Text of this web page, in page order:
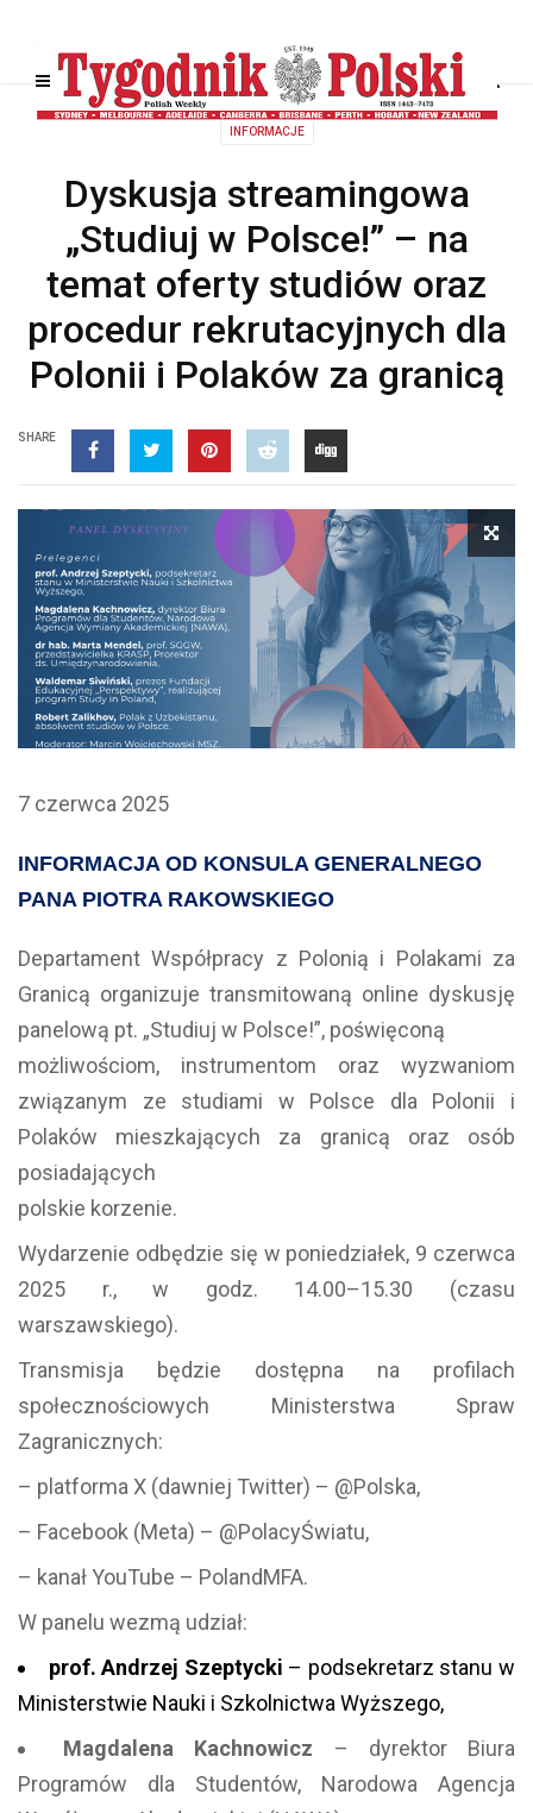
INFORMACJE
Dyskusja streamingowa
„Studiuj w Polsce!” – na
temat oferty studiów oraz
procedur rekrutacyjnych dla
Polonii i Polaków za granicą
SHARE
7 czerwca 2025
INFORMACJA OD KONSULA GENERALNEGO
PANA PIOTRA RAKOWSKIEGO
Departament Współpracy z Polonią i Polakami za
Granicą organizuje transmitowaną online dyskusję
panelową pt. „Studiuj w Polsce!”, poświęconą
możliwościom, instrumentom oraz wyzwaniom
związanym ze studiami w Polsce dla Polonii i
Polaków mieszkających za granicą oraz osób
posiadających
polskie korzenie.
Wydarzenie odbędzie się w poniedziałek, 9 czerwca
2025 r., w godz. 14.00–15.30 (czasu
warszawskiego).
Transmisja będzie dostępna na profilach
społecznościowych Ministerstwa Spraw
Zagranicznych:
– platforma X (dawniej Twitter) – @Polska,
– Facebook (Meta) – @PolacyŚwiatu,
– kanał YouTube – PolandMFA.
W panelu wezmą udział:
prof. Andrzej Szeptycki – podsekretarz stanu w
Ministerstwie Nauki i Szkolnictwa Wyższego,
Magdalena Kachnowicz – dyrektor Biura
Programów dla Studentów, Narodowa Agencja